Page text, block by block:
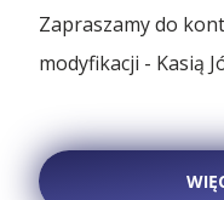
Zapraszamy do
modyfikacji - Kasią